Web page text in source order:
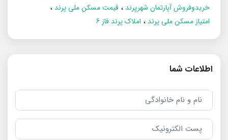
خریدوفروش آپارتمان شهرپرند
قیمت مسکن ملی پرند
امتیاز مسکن ملی پرند
املاک پرند فاز 6
اطلاعات شما